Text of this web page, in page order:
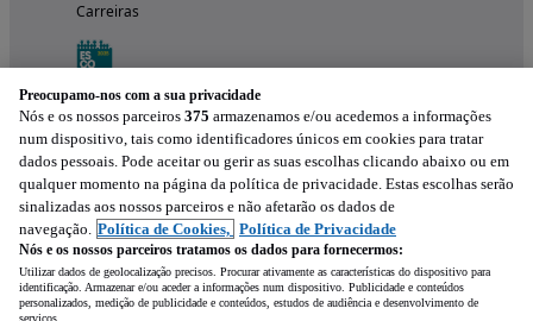
Carreiras
Experimenta a aplicação
Preocupamo-nos com a sua privacidade
Nós e os nossos parceiros 375 armazenamos e/ou acedemos a informações
num dispositivo, tais como identificadores únicos em cookies para tratar
dados pessoais. Pode aceitar ou gerir as suas escolhas clicando abaixo ou em
qualquer momento na página da política de privacidade. Estas escolhas serão
sinalizadas aos nossos parceiros e não afetarão os dados de
navegação. Política de Cookies, Política de Privacidade
Nós e os nossos parceiros tratamos os dados para fornecermos:
Utilizar dados de geolocalização precisos. Procurar ativamente as características do dispositivo para
identificação. Armazenar e/ou aceder a informações num dispositivo. Publicidade e conteúdos
personalizados, medição de publicidade e conteúdos, estudos de audiência e desenvolvimento de
serviços.